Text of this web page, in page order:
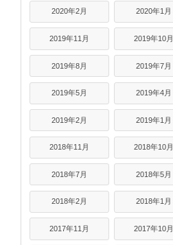
2020年2月 2020年1月
2019年11月 2019年10月
2019年8月 2019年7月
2019年5月 2019年4月
2019年2月 2019年1月
2018年11月 2018年10月
2018年7月 2018年5月
2018年2月 2018年1月
2017年11月 2017年10月